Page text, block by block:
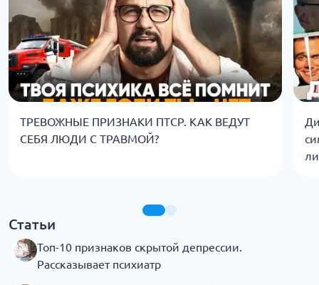
ТРЕВОЖНЫЕ ПРИЗНАКИ ПТСР. КАК ВЕДУТ
СЕБЯ ЛЮДИ С ТРАВМОЙ?
Статьи
Топ-10 признаков скрытой депрессии.
Рассказывает психиатр